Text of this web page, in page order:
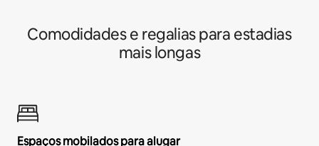
Comodidades e regalias para estadias
mais longas
Espaços mobilados para alugar